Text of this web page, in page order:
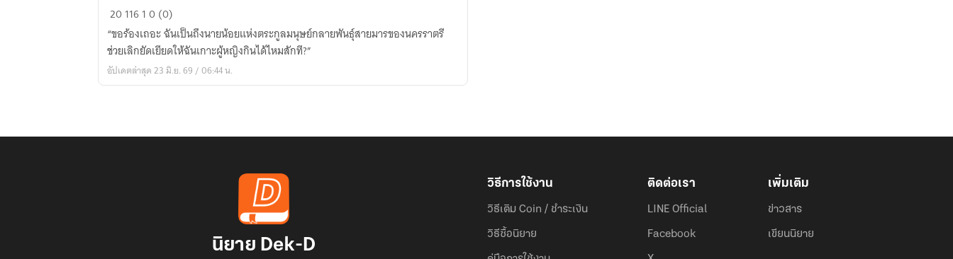
เหล่า
เพื่อน
สาว
วัย
เด็ก
2011610 (0)
“ขอร้องเถอะ ฉันเป็นถึงนายน้อยแห่งตระกูลมนุษย์กลายพันธุ์สายมารของนครราตรี
ช่วยเลิกยัดเยียดให้ฉันเกาะผู้หญิงกินได้ไหมสักที?”
อัปเดตล่าสุด 23 มิ.ย. 69 / 06:44 น.
นิยาย Dek-D
วิธีการใช้งาน
วิธีเติม Coin / ชำระเงิน
วิธีซื้อนิยาย
ติดต่อเรา
LINE Official
Facebook
เพิ่มเติม
ข่าวสาร
เขียนนิยาย